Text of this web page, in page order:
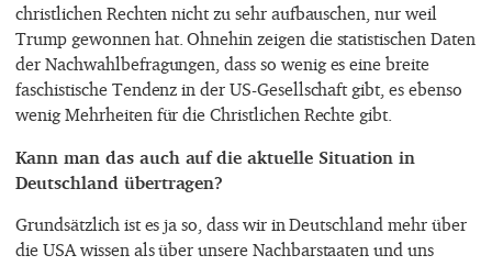
christlichen Rechten nicht zu sehr aufbauschen, nur weil
Trump gewonnen hat. Ohnehin zeigen die statistischen Daten
der Nachwahlbefragungen, dass so wenig es eine breite
faschistische Tendenz in der US-Gesellschaft gibt, es ebenso
wenig Mehrheiten für die Christlichen Rechte gibt.
Kann man das auch auf die aktuelle Situation in
Deutschland übertragen?
Grundsätzlich ist es ja so, dass wir in Deutschland mehr über
die USA wissen als über unsere Nachbarstaaten und uns